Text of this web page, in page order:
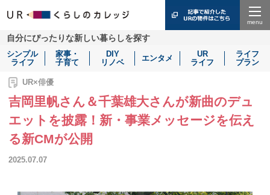
自分にぴったりな新しい暮らしを探す
シンプル
ライフ
家事・
子育て
DIY
リノベ
エンタメ
UR
ライフ
ライフ
プラン
UR×俳優
吉岡里帆さん＆千葉雄大さんが新曲のデュ
エットを披露！新・事業メッセージを伝え
る新CMが公開
2025.07.07